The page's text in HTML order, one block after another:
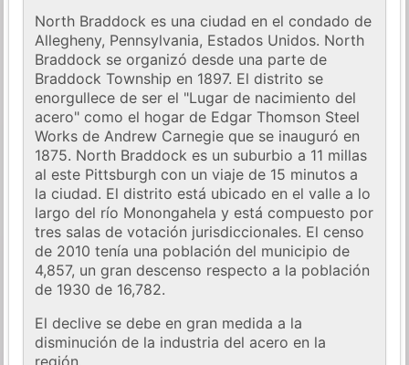
North Braddock es una ciudad en el condado de
Allegheny, Pennsylvania, Estados Unidos. North
Braddock se organizó desde una parte de
Braddock Township en 1897. El distrito se
enorgullece de ser el "Lugar de nacimiento del
acero" como el hogar de Edgar Thomson Steel
Works de Andrew Carnegie que se inauguró en
1875. North Braddock es un suburbio a 11 millas
al este Pittsburgh con un viaje de 15 minutos a
la ciudad. El distrito está ubicado en el valle a lo
largo del río Monongahela y está compuesto por
tres salas de votación jurisdiccionales. El censo
de 2010 tenía una población del municipio de
4,857, un gran descenso respecto a la población
de 1930 de 16,782.
El declive se debe en gran medida a la
disminución de la industria del acero en la